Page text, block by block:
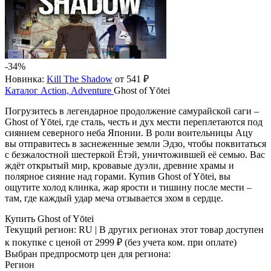
-34%
Новинка: Kill The Shadow от 541 ₽
Каталог Action, Adventure Ghost of Yōtei
Погрузитесь в легендарное продолжение самурайской саги –
Ghost of Yōtei, где сталь, честь и дух мести переплетаются под
сиянием северного неба Японии. В роли воительницы Ацу
вы отправитесь в заснеженные земли Эдзо, чтобы поквитаться
с безжалостной шестеркой Ётэй, уничтожившей её семью. Вас
ждёт открытый мир, кровавые дуэли, древние храмы и
полярное сияние над горами. Купив Ghost of Yōtei, вы
ощутите холод клинка, жар ярости и тишину после мести –
там, где каждый удар меча отзывается эхом в сердце.
Купить Ghost of Yōtei
Текущий регион: RU | В других регионах этот товар доступен
к покупке с ценой от 2999 ₽ (без учета ком. при оплате)
Выбран предпросмотр цен для региона:
Регион